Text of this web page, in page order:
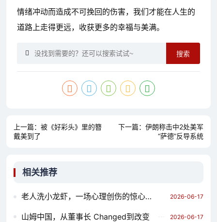
情绪冲动而造成不可挽回的伤害，我们才能在人生的
道路上走得更远，收获更多的幸福与美满。
搜索
上一篇： 被《好彩头》里的簪
戴美到了
下一篇：伊朗称击中2处美军
“萨德”反导系统
相关推荐
老人洗小龙虾，一场心理创伤的惊心动魄 2026-06-17
山姆中国，从董事长 Changed到改变 2026-06-17